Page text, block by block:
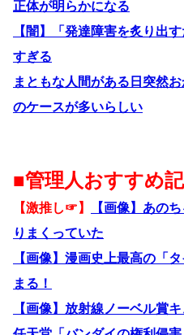
正体が明らかになる
【闇】「発達障害を炙り出
すぎる
まともな人間がある日突然
のケースが多いらしい
■管理人おすすめ
【激推し☞】
【画像】あの
りまくっていた
【画像】漫画史上最高の「
まる！
【画像】放射線ノーベル賞